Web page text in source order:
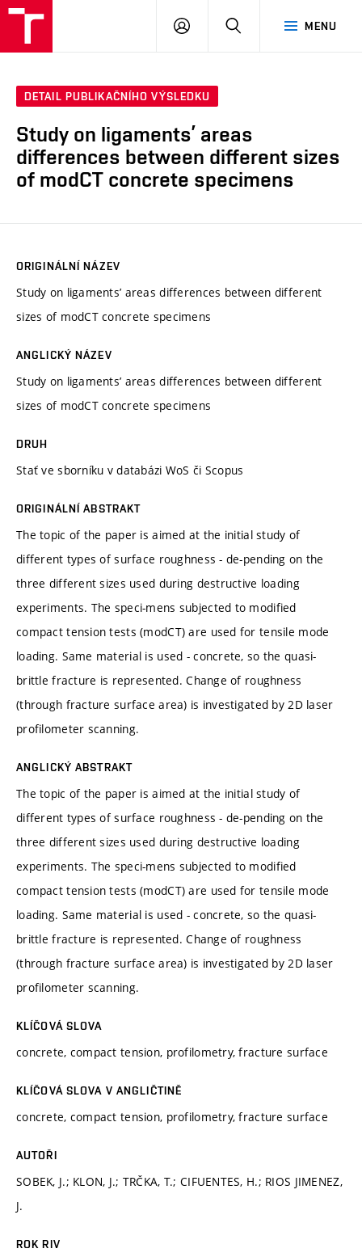
MENU
PŘIHLÁSIT
DETAIL PUBLIKAČNÍHO VÝSLEDKU
Study on ligaments’ areas
differences between different sizes
of modCT concrete specimens
ORIGINÁLNÍ NÁZEV
Study on ligaments’ areas differences between different
sizes of modCT concrete specimens
ANGLICKÝ NÁZEV
Study on ligaments’ areas differences between different
sizes of modCT concrete specimens
DRUH
Stať ve sborníku v databázi WoS či Scopus
ORIGINÁLNÍ ABSTRAKT
The topic of the paper is aimed at the initial study of
different types of surface roughness - de-pending on the
three different sizes used during destructive loading
experiments. The speci-mens subjected to modified
compact tension tests (modCT) are used for tensile mode
loading. Same material is used - concrete, so the quasi-
brittle fracture is represented. Change of roughness
(through fracture surface area) is investigated by 2D laser
profilometer scanning.
ANGLICKÝ ABSTRAKT
The topic of the paper is aimed at the initial study of
different types of surface roughness - de-pending on the
three different sizes used during destructive loading
experiments. The speci-mens subjected to modified
compact tension tests (modCT) are used for tensile mode
loading. Same material is used - concrete, so the quasi-
brittle fracture is represented. Change of roughness
(through fracture surface area) is investigated by 2D laser
profilometer scanning.
KLÍČOVÁ SLOVA
concrete, compact tension, profilometry, fracture surface
KLÍČOVÁ SLOVA V ANGLIČTINĚ
concrete, compact tension, profilometry, fracture surface
AUTOŘI
SOBEK, J.; KLON, J.; TRČKA, T.; CIFUENTES, H.; RIOS JIMENEZ,
J.
ROK RIV